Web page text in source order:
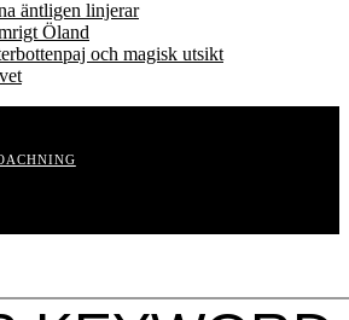
äntligen linjerar
Öland
och magisk utsikt